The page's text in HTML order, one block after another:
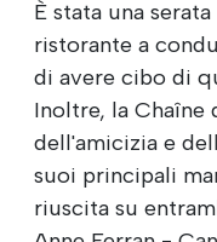
È stata una
ristorante a
di avere cibo di
Inoltre, la Chaîne
dell'amicizia e
suoi principali
riuscita su